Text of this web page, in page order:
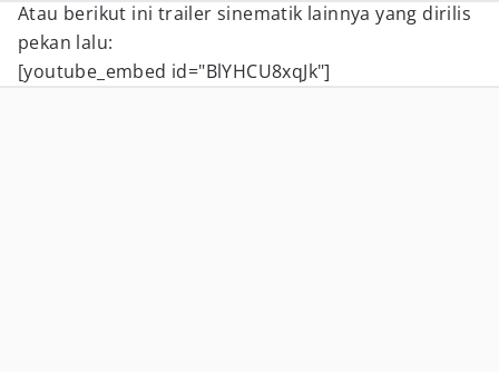
Atau berikut ini trailer sinematik lainnya yang dirilis
pekan lalu:
[youtube_embed id="BlYHCU8xqJk"]